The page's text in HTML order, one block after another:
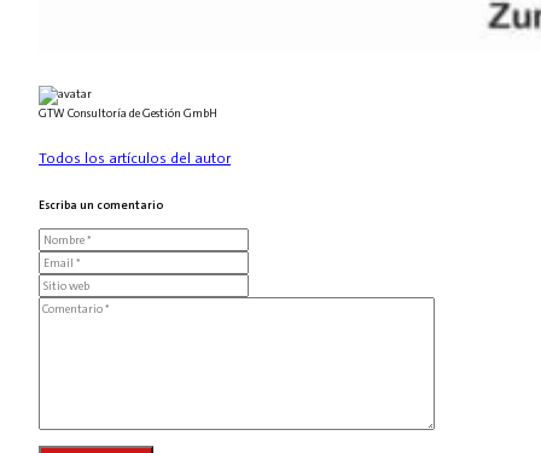
GTW Consultoría de Gestión GmbH
Todos los artículos del autor
Escriba un comentario